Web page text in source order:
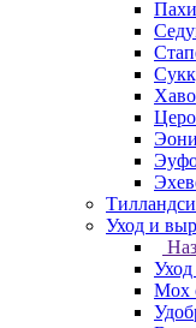
Уход и
Мох